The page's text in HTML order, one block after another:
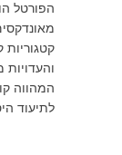
הפורטל
קטגוריות
המהווה
לתיעוד